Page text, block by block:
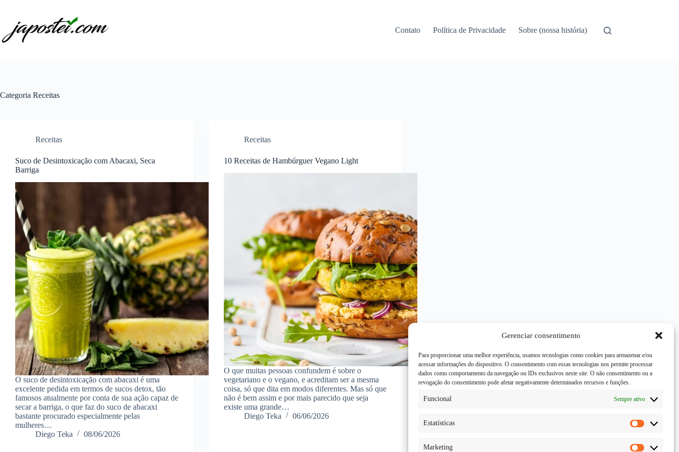
Gerenciar consentimento
Para proporcionar uma melhor experiência, usamos tecnologias como cookies para armazenar e/ou
acessar informações do dispositivo. O consentimento com essas tecnologias nos permite processar
dados como comportamento da navegação ou IDs exclusivos neste site. O não consentimento ou a
revogação do consentimento pode afetar negativamente determinados recursos e funções.
Funcional Sempre ativo
Estatísticas Estatísticas
Marketing
conteúdo
Contato Política de Privacidade Sobre (nossa história)
Categoria Receitas
Receitas
Suco de Desintoxicação com Abacaxi, Seca
Barriga
O suco de desintoxicação com abacaxi é uma
excelente pedida em termos de sucos detox, tão
famosos atualmente por conta de sua ação capaz de
secar a barriga, o que faz do suco de abacaxi
bastante procurado especialmente pelas
mulheres…
Diego Teka
08/06/2026
Receitas
10 Receitas de Hambúrguer Vegano Light
O que muitas pessoas confundem é sobre o
vegetariano e o vegano, e acreditam ser a mesma
coisa, só que dita em modos diferentes. Mas só que
não é bem assim e por mais parecido que seja
existe uma grande…
Diego Teka
06/06/2026